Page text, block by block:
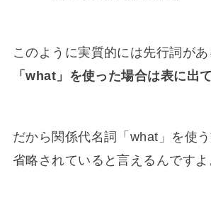
このように実質的には先行詞があ
「what」を使った場合は表に出
だから関係代名詞「what」を使
省略されていると言えるんですよ